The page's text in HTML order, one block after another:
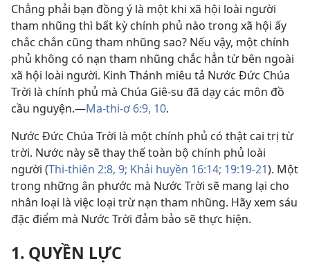
Chẳng phải bạn đồng ý là một khi xã hội loài người
tham nhũng thì bất kỳ chính phủ nào trong xã hội ấy
chắc chắn cũng tham nhũng sao? Nếu vậy, một chính
phủ không có nạn tham nhũng chắc hẳn từ bên ngoài
xã hội loài người. Kinh Thánh miêu tả Nước Đức Chúa
Trời là chính phủ mà Chúa Giê-su đã dạy các môn đồ
cầu nguyện.—Ma-thi-ơ 6:9, 10.
Nước Đức Chúa Trời là một chính phủ có thật cai trị từ
trời. Nước này sẽ thay thế toàn bộ chính phủ loài
người (Thi-thiên 2:8, 9; Khải huyền 16:14; 19:19-21). Một
trong những ân phước mà Nước Trời sẽ mang lại cho
nhân loại là việc loại trừ nạn tham nhũng. Hãy xem sáu
đặc điểm mà Nước Trời đảm bảo sẽ thực hiện.
1. QUYỀN LỰC